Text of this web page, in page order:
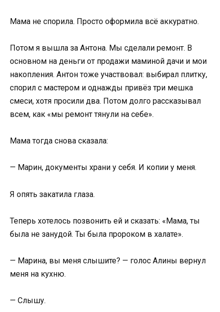
Мама не спорила. Просто оформила всё аккуратно.
Потом я вышла за Антона. Мы сделали ремонт. В
основном на деньги от продажи маминой дачи и мои
накопления. Антон тоже участвовал: выбирал плитку,
спорил с мастером и однажды привёз три мешка
смеси, хотя просили два. Потом долго рассказывал
всем, как «мы ремонт тянули на себе».
Мама тогда снова сказала:
— Марин, документы храни у себя. И копии у меня.
Я опять закатила глаза.
Теперь хотелось позвонить ей и сказать: «Мама, ты
была не занудой. Ты была пророком в халате».
— Марина, вы меня слышите? — голос Алины вернул
меня на кухню.
— Слышу.